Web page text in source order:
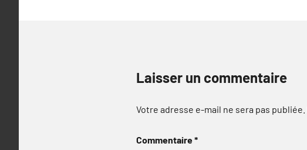
Laisser un commentaire
Votre adresse e-mail ne sera pas publiée.
Commentaire*